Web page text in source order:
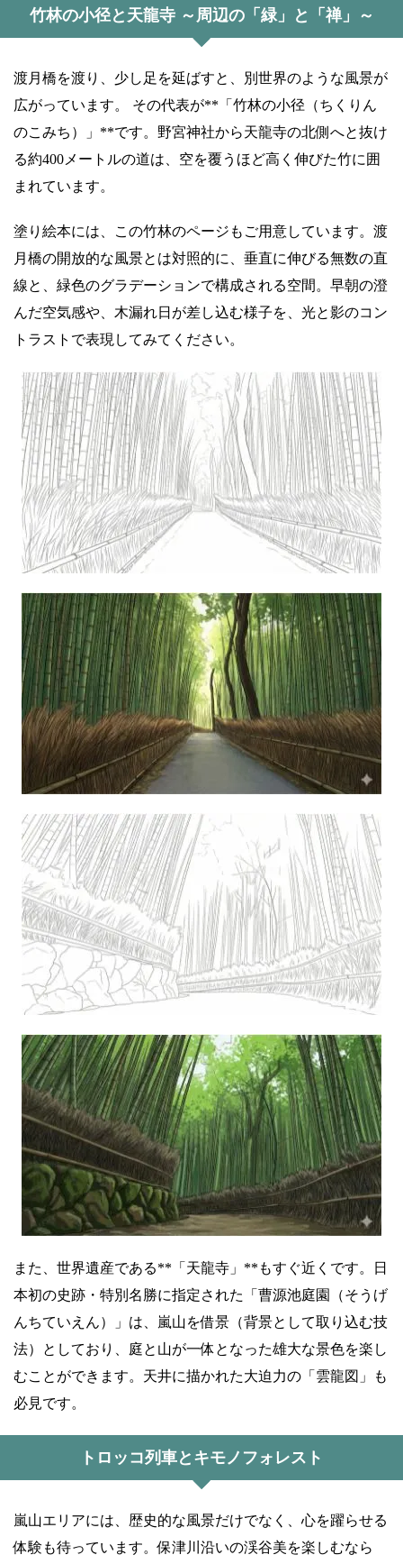
竹林の小径と天龍寺 ～周辺の「緑」と「禅」～
渡月橋を渡り、少し足を延ばすと、別世界のような風景が
広がっています。 その代表が**「竹林の小径（ちくりん
のこみち）」**です。野宮神社から天龍寺の北側へと抜け
る約400メートルの道は、空を覆うほど高く伸びた竹に囲
まれています。
塗り絵本には、この竹林のページもご用意しています。渡
月橋の開放的な風景とは対照的に、垂直に伸びる無数の直
線と、緑色のグラデーションで構成される空間。早朝の澄
んだ空気感や、木漏れ日が差し込む様子を、光と影のコン
トラストで表現してみてください。
また、世界遺産である**「天龍寺」**もすぐ近くです。日
本初の史跡・特別名勝に指定された「曹源池庭園（そうげ
んちていえん）」は、嵐山を借景（背景として取り込む技
法）としており、庭と山が一体となった雄大な景色を楽し
むことができます。天井に描かれた大迫力の「雲龍図」も
必見です。
トロッコ列車とキモノフォレスト
嵐山エリアには、歴史的な風景だけでなく、心を躍らせる
体験も待っています。保津川沿いの渓谷美を楽しむなら